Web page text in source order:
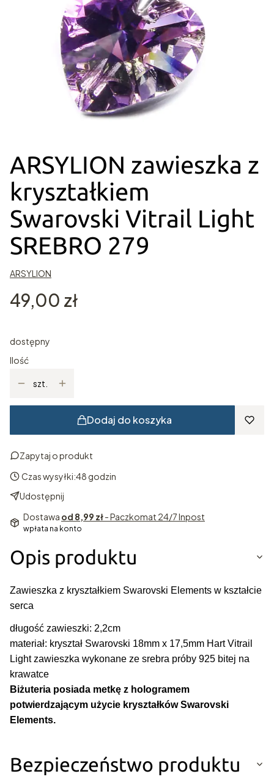
ARSYLION zawieszka z
kryształkiem
Swarovski Vitrail Light
SREBRO 279
ARSYLION
Cena
49,00 zł
dostępny
Ilość
szt.
Dodaj do koszyka
Zapytaj o produkt
Czas wysyłki:48 godzin
Udostępnij
Dostawa od 8,99 zł- Paczkomat 24/7 Inpost
wpłata na konto
Opis produktu
Zawieszka z kryształkiem Swarovski Elements w kształcie
serca
długość zawieszki: 2,2cm
materiał: kryształ Swarovski 18mm x 17,5mm Hart Vitrail
Light zawieszka wykonane ze srebra próby 925 bitej na
krawatce
Biżuteria posiada metkę z hologramem
potwierdzającym użycie kryształków Swarovski
Elements.
Bezpieczeństwo produktu